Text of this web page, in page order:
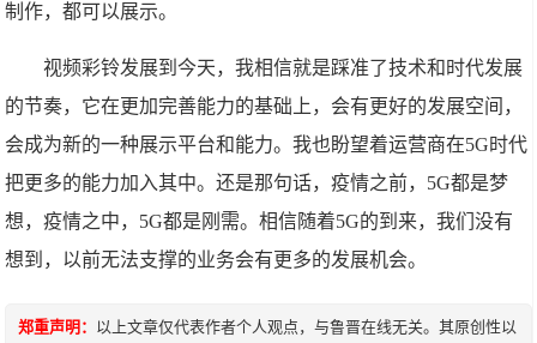
制作，都可以展示。
视频彩铃发展到今天，我相信就是踩准了技术和时代发展
的节奏，它在更加完善能力的基础上，会有更好的发展空间，
会成为新的一种展示平台和能力。我也盼望着运营商在5G时代
把更多的能力加入其中。还是那句话，疫情之前，5G都是梦
想，疫情之中，5G都是刚需。相信随着5G的到来，我们没有
想到，以前无法支撑的业务会有更多的发展机会。
郑重声明： 以上文章仅代表作者个人观点，与鲁晋在线无关。其原创性以